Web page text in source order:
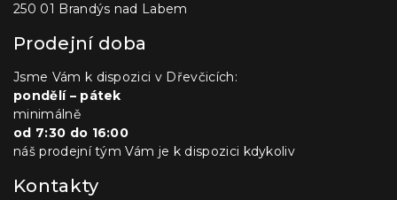
250 01 Brandýs nad Labem
Prodejní doba
Jsme Vám k dispozici v Dřevčicích:
pondělí – pátek
minimálně
od 7:30 do 16:00
náš prodejní tým Vám je k dispozici kdykoliv
Kontakty